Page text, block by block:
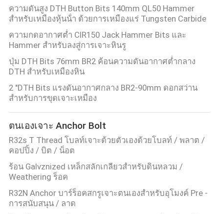
ความดันสูง DTH Button Bits 140mm QL50 Hammer
สําหรับเหมืองหุ้นน้ํา ด้วยการเหมืองแร่ Tungsten Carbide
ความกดอากาศต่ำ CIR150 Jack Hammer Bits และ
Hammer สำหรับลงสู่การเจาะหินรู
ปุ่ม DTH Bits 76mm BR2 ค้อนความดันอากาศต่ำกลาง
DTH สำหรับเหมืองหิน
2 "DTH Bits แรงดันอากาศกลาง BR2-90mm ดอกสว่าน
สำหรับการขุดเจาะเหมือง
ตนเองเจาะ Anchor Bolt
R32s T Thread โบลท์เจาะด้วยตัวเองด้วยโบลท์ / พลาต /
คอปปิ้ง / บิต / น็อต
ร้อน Galvznized เหล็กสลักเกลียวสำหรับดินหลวม /
Weathering ร็อค
R32N Anchor บาร์ร็อคสกรูเจาะตนเองสำหรับอุโมงค์ Pre -
การสนับสนุน / ลาด